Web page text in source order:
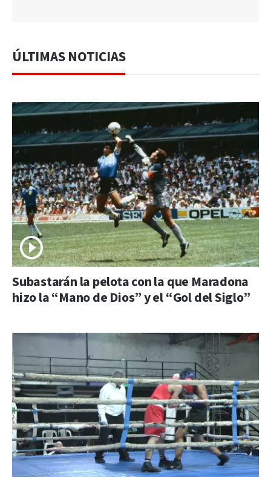
ÚLTIMAS NOTICIAS
Subastarán la pelota con la que Maradona
hizo la “Mano de Dios” y el “Gol del Siglo”